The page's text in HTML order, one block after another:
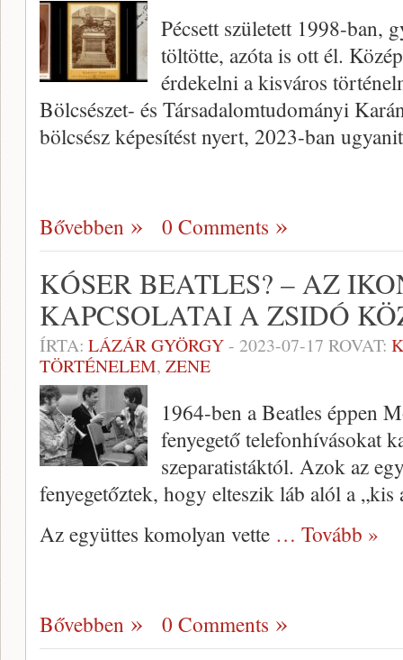
Pécsett született 1998-ban,
töltötte, azóta is ott él.
érdekelni a kisváros
Bölcsészet- és Társadalomtudományi
bölcsész képesítést nyert, 2023-ban
Bővebben 0 Comments
KÓSER BEATLES? – AZ
KAPCSOLATAI A ZSIDÓ
ÍRTA: LÁZÁR GYÖRGY- 2023-07-17 ROVAT:
TÖRTÉNELEM, ZENE
1964-ben a Beatles éppen
fenyegető telefonhívásokat
szeparatistáktól. Azok az
fenyegetőztek, hogy elteszik láb alól a
Az együttes komolyan vette … Tovább »
Bővebben 0 Comments